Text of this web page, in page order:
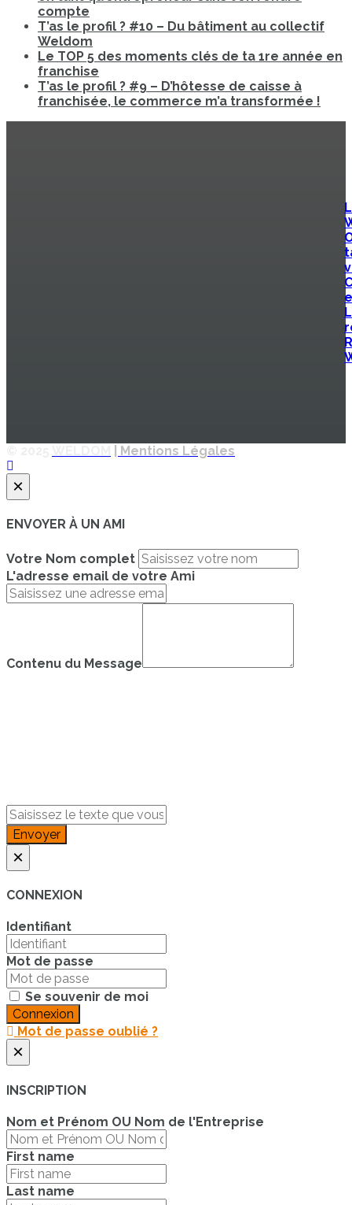
compte
T’as le profil ? #10 – Du bâtiment au collectif
Weldom
Le TOP 5 des moments clés de ta 1re année en
franchise
T’as le profil ? #9 – D’hôtesse de caisse à
franchisée, le commerce m’a transformée !
| Mentions Légales
×
ENVOYER À UN AMI
Votre Nom complet
L'adresse email de votre Ami
Contenu du Message
Envoyer
×
CONNEXION
Identifiant
Mot de passe
Se souvenir de moi
Connexion
Mot de passe oublié ?
×
INSCRIPTION
Nom et Prénom OU Nom de l'Entreprise
First name
Last name